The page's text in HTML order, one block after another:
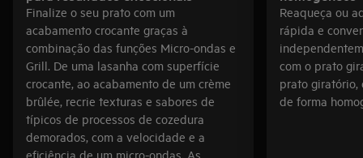
Finalize o seu prato com um
acabamento crocante graças à
combinação das funções Micro-ondas e
Grill. De uma lasanha com superfície
crocante, ao acabamento de um crème
brûlée, recrie texturas e sabores de
típicos de processos de cozedura
demorados, com a velocidade e a
eficiência de um micro-ondas. As
Reaqueça ou
rápida e
com o prato
prato giratório,
de forma